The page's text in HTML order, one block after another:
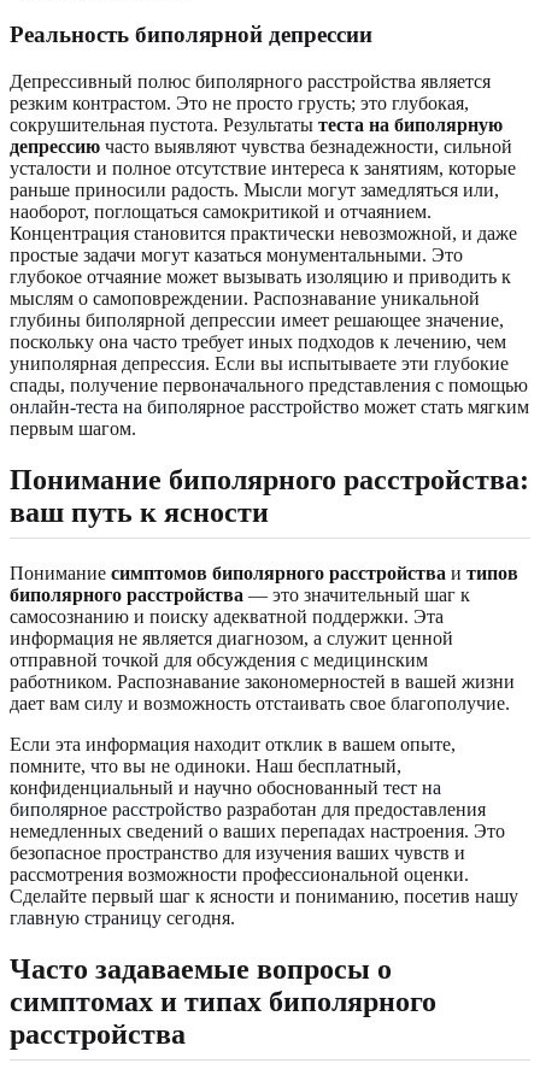
Реальность биполярной депрессии
Депрессивный полюс биполярного расстройства является
резким контрастом. Это не просто грусть; это глубокая,
сокрушительная пустота. Результаты теста на биполярную
депрессию часто выявляют чувства безнадежности, сильной
усталости и полное отсутствие интереса к занятиям, которые
раньше приносили радость. Мысли могут замедляться или,
наоборот, поглощаться самокритикой и отчаянием.
Концентрация становится практически невозможной, и даже
простые задачи могут казаться монументальными. Это
глубокое отчаяние может вызывать изоляцию и приводить к
мыслям о самоповреждении. Распознавание уникальной
глубины биполярной депрессии имеет решающее значение,
поскольку она часто требует иных подходов к лечению, чем
униполярная депрессия. Если вы испытываете эти глубокие
спады, получение первоначального представления с помощью
онлайн-теста на биполярное расстройство может стать мягким
первым шагом.
Понимание биполярного расстройства:
ваш путь к ясности
Понимание симптомов биполярного расстройства и типов
биполярного расстройства — это значительный шаг к
самосознанию и поиску адекватной поддержки. Эта
информация не является диагнозом, а служит ценной
отправной точкой для обсуждения с медицинским
работником. Распознавание закономерностей в вашей жизни
дает вам силу и возможность отстаивать свое благополучие.
Если эта информация находит отклик в вашем опыте,
помните, что вы не одиноки. Наш бесплатный,
конфиденциальный и научно обоснованный тест на
биполярное расстройство разработан для предоставления
немедленных сведений о ваших перепадах настроения. Это
безопасное пространство для изучения ваших чувств и
рассмотрения возможности профессиональной оценки.
Сделайте первый шаг к ясности и пониманию, посетив нашу
главную страницу сегодня.
Часто задаваемые вопросы о
симптомах и типах биполярного
расстройства